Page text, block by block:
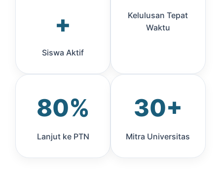
+
Siswa Aktif
Kelulusan Tepat
Waktu
80%
Lanjut ke PTN
30+
Mitra Universitas